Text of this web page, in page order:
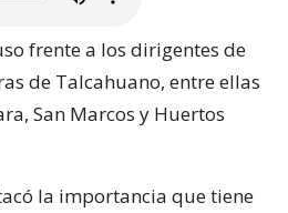
frente a los dirigentes de
de Talcahuano, entre ellas
San Marcos y Huertos
la importancia que tiene